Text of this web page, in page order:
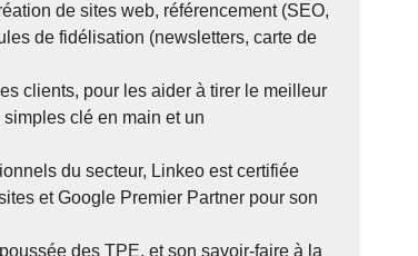
de sites web, référencement (SEO,
de fidélisation (newsletters, carte de
clients, pour les aider à tirer le meilleur
clé en main et un
du secteur, Linkeo est certifiée
et Google Premier Partner pour son
des TPE, et son savoir-faire à la